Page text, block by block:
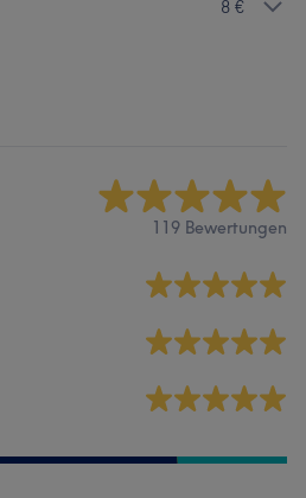
8 €
119 Bewertungen